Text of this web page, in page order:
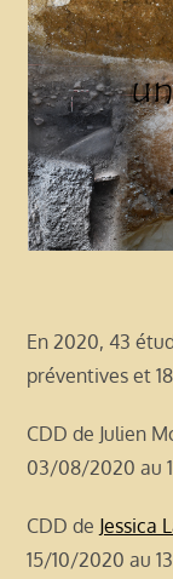
En 2020, 43
préventives et
CDD de Julien
03/08/2020 au
CDD de Jessica
15/10/2020 au